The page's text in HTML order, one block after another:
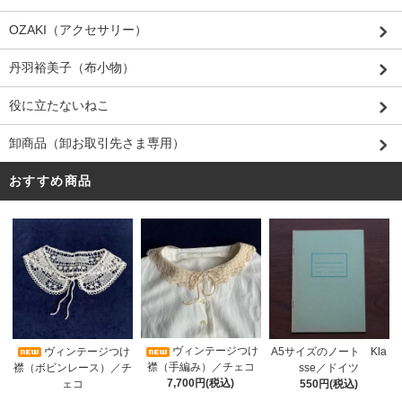
OZAKI（アクセサリー）
丹羽裕美子（布小物）
役に立たないねこ
卸商品（卸お取引先さま専用）
おすすめ商品
ヴィンテージつけ
襟（ボビンレース）／チ
ェコ
ヴィンテージつけ
襟（手編み）／チェコ
7,700円(税込)
A5サイズのノート Kla
sse／ドイツ
550円(税込)